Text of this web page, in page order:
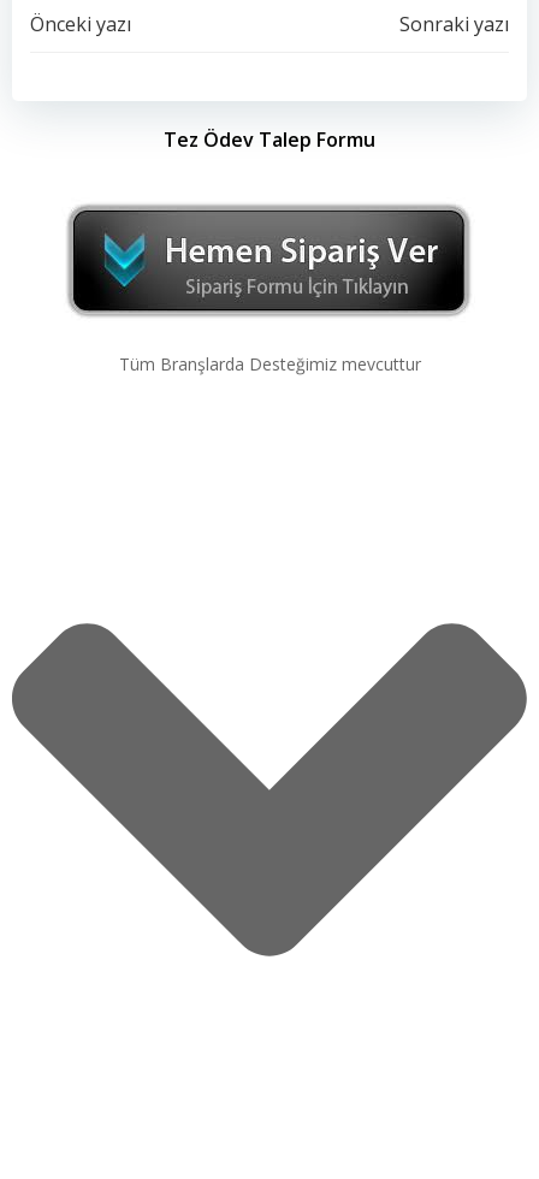
Yazı
dolaşımı
Önceki yazı
dolaşımı
Sonraki yazı
Tez Ödev Talep Formu
Tüm Branşlarda Desteğimiz mevcuttur